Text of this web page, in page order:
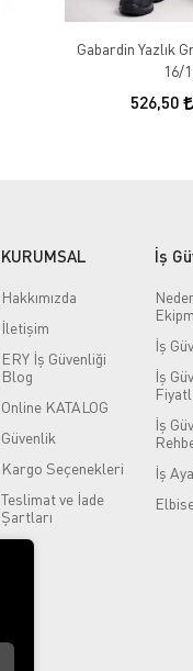
Gabardin Yazlık
16/
526,50
KURUMSAL
Hakkımızda
İletişim
ERY İş Güvenliği
Blog
Online KATALOG
Güvenlik
Kargo Seçenekleri
Teslimat ve İade
Şartları
İş
İş
İş
İş
İş